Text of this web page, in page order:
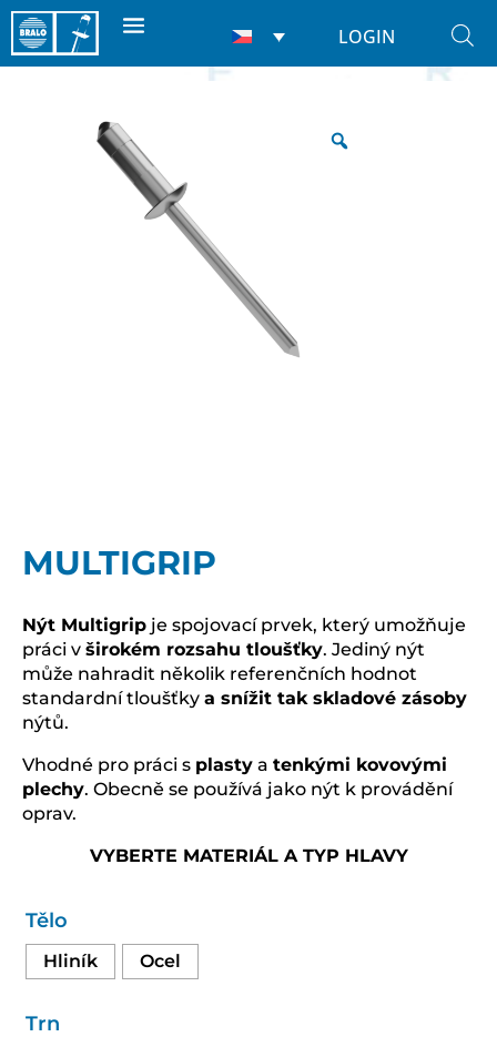
LOGIN
Domů Slepé Nýty / Multigrip
MULTIGRIP
Nýt Multigrip je spojovací prvek, který umožňuje
práci v širokém rozsahu tloušťky. Jediný nýt
může nahradit několik referenčních hodnot
standardní tloušťky a snížit tak skladové zásoby
nýtů.
Vhodné pro práci s plasty a tenkými kovovými
plechy. Obecně se používá jako nýt k provádění
oprav.
VYBERTE MATERIÁL A TYP HLAVY
Tělo
Hliník Ocel
Trn